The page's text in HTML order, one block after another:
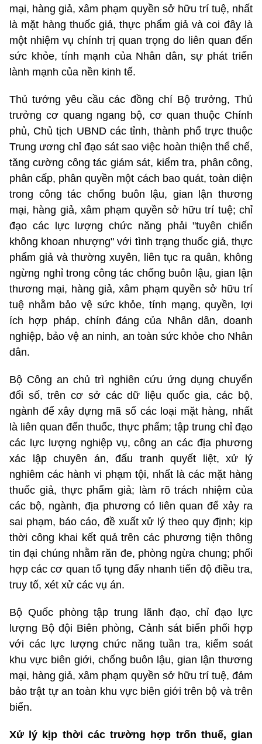
mại, hàng giả, xâm phạm quyền sở hữu trí tuệ, nhất
là mặt hàng thuốc giả, thực phẩm giả và coi đây là
một nhiệm vụ chính trị quan trọng do liên quan đến
sức khỏe, tính mạnh của Nhân dân, sự phát triển
lành mạnh của nền kinh tế.
Thủ tướng yêu cầu các đồng chí Bộ trưởng, Thủ
trưởng cơ quang ngang bộ, cơ quan thuộc Chính
phủ, Chủ tịch UBND các tỉnh, thành phố trực thuộc
Trung ương chỉ đạo sát sao việc hoàn thiện thể chế,
tăng cường công tác giám sát, kiểm tra, phân công,
phân cấp, phân quyền một cách bao quát, toàn diện
trong công tác chống buôn lậu, gian lận thương
mại, hàng giả, xâm phạm quyền sở hữu trí tuệ; chỉ
đạo các lực lượng chức năng phải "tuyên chiến
không khoan nhượng" với tình trạng thuốc giả, thực
phẩm giả và thường xuyên, liên tục ra quân, không
ngừng nghỉ trong công tác chống buôn lậu, gian lận
thương mại, hàng giả, xâm phạm quyền sở hữu trí
tuệ nhằm bảo vệ sức khỏe, tính mạng, quyền, lợi
ích hợp pháp, chính đáng của Nhân dân, doanh
nghiệp, bảo vệ an ninh, an toàn sức khỏe cho Nhân
dân.
Bộ Công an chủ trì nghiên cứu ứng dụng chuyển
đổi số, trên cơ sở các dữ liệu quốc gia, các bộ,
ngành để xây dựng mã số các loại mặt hàng, nhất
là liên quan đến thuốc, thực phẩm; tập trung chỉ đạo
các lực lượng nghiệp vụ, công an các địa phương
xác lập chuyên án, đấu tranh quyết liệt, xử lý
nghiêm các hành vi phạm tội, nhất là các mặt hàng
thuốc giả, thực phẩm giả; làm rõ trách nhiệm của
các bộ, ngành, địa phương có liên quan để xảy ra
sai phạm, báo cáo, đề xuất xử lý theo quy định; kịp
thời công khai kết quả trên các phương tiện thông
tin đại chúng nhằm răn đe, phòng ngừa chung; phối
hợp các cơ quan tố tụng đẩy nhanh tiến độ điều tra,
truy tố, xét xử các vụ án.
Bộ Quốc phòng tập trung lãnh đạo, chỉ đạo lực
lượng Bộ đội Biên phòng, Cảnh sát biển phối hợp
với các lực lượng chức năng tuần tra, kiểm soát
khu vực biên giới, chống buôn lậu, gian lận thương
mại, hàng giả, xâm phạm quyền sở hữu trí tuệ, đảm
bảo trật tự an toàn khu vực biên giới trên bộ và trên
biển.
Xử lý kịp thời các trường hợp trốn thuế, gian